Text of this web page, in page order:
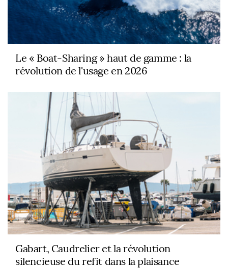
Le « Boat-Sharing » haut de gamme : la
révolution de l'usage en 2026
Gabart, Caudrelier et la révolution
silencieuse du refit dans la plaisance